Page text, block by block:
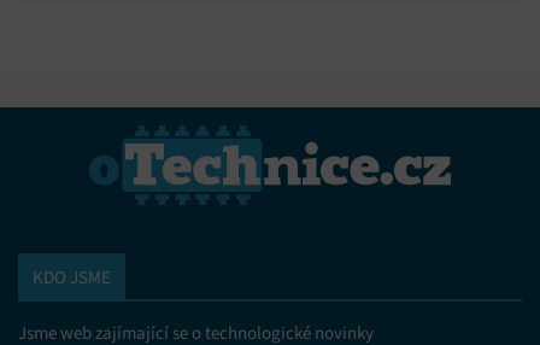
KDO JSME
Jsme web zajímající se o technologické novinky